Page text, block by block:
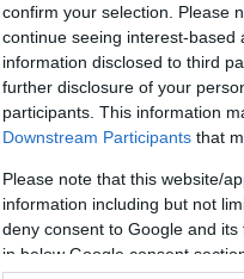
confirm your selection. Please
continue seeing interest-
information disclosed to third
further disclosure of your
participants. This information
Downstream Participants that
Please note that this website/
information including but not
deny consent to Google and
in below Google consent